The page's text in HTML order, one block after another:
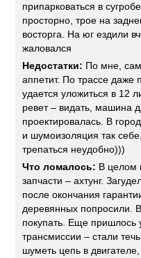
припарковаться в
просторно, трое на
восторга. На юг ездили
жаловался
Недостатки: По мне,
аппетит. По трассе даже
удается уложиться в 12
ревет – видать, машина
проектировалась. В
и шумоизоляция так
трепаться неудобно)))
Что ломалось: В целом
запчасти – ахтунг.
после окончания
деревянных попросили.
покупать. Еще пришлось
трансмиссии – стали
шуметь цепь в